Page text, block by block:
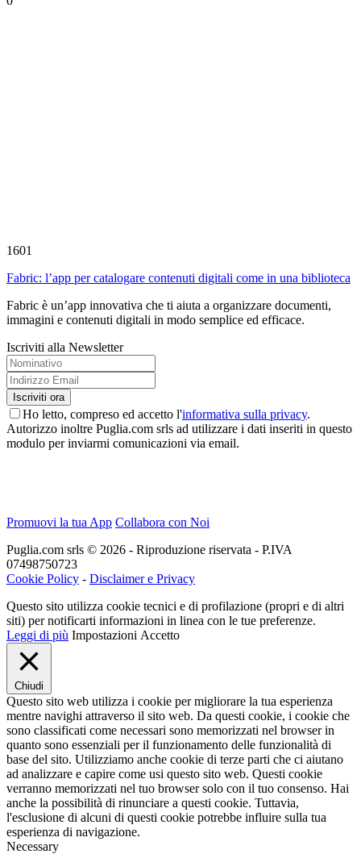
1601
Fabric: l’app per catalogare contenuti digitali come in una biblioteca
Fabric è un’app innovativa che ti aiuta a organizzare documenti,
immagini e contenuti digitali in modo semplice ed efficace.
Iscriviti alla Newsletter
Ho letto, compreso ed accetto l'informativa sulla privacy.
Autorizzo inoltre Puglia.com srls ad utilizzare i dati inseriti in questo
modulo per inviarmi comunicazioni via email.
Promuovi la tua App Collabora con Noi
Puglia.com srls © 2026 - Riproduzione riservata - P.IVA
07498750723
Cookie Policy - Disclaimer e Privacy
Questo sito utilizza cookie tecnici e di profilazione (propri e di altri
siti) per notificarti informazioni in linea con le tue preferenze.
Leggi di più Impostazioni Accetto
Chiudi
Questo sito web utilizza i cookie per migliorare la tua esperienza
mentre navighi attraverso il sito web. Da questi cookie, i cookie che
sono classificati come necessari sono memorizzati nel browser in
quanto sono essenziali per il funzionamento delle funzionalità di
base del sito. Utilizziamo anche cookie di terze parti che ci aiutano
ad analizzare e capire come usi questo sito web. Questi cookie
verranno memorizzati nel tuo browser solo con il tuo consenso. Hai
anche la possibilità di rinunciare a questi cookie. Tuttavia,
l'esclusione di alcuni di questi cookie potrebbe influire sulla tua
esperienza di navigazione.
Necessary